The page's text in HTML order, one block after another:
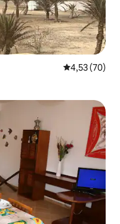
4,53 af 5 í
4,53 (70)